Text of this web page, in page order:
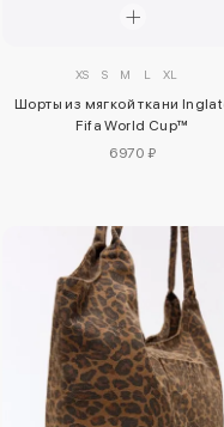
XS S M L XL
Шорты из мягкой ткани
Fifa World Cup™
6970 ₽